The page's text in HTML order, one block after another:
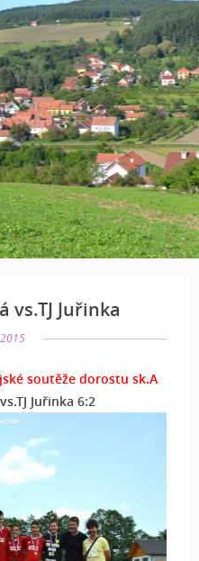
vs.TJ Juřinka
soutěže dorostu sk.A
Juřinka 6:2